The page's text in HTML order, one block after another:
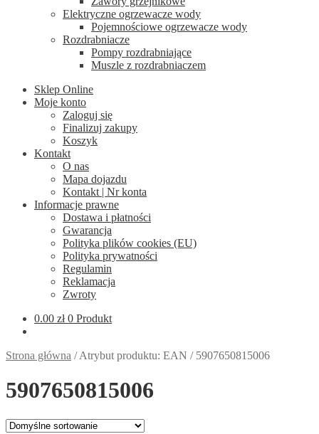
Elektryczne ogrzewacze wody
Pojemnościowe ogrzewacze wody
Rozdrabniacze
Pompy rozdrabniające
Muszle z rozdrabniaczem
Sklep Online
Moje konto
Zaloguj się
Finalizuj zakupy
Koszyk
Kontakt
O nas
Mapa dojazdu
Kontakt | Nr konta
Informacje prawne
Dostawa i płatności
Gwarancja
Polityka plików cookies (EU)
Polityka prywatności
Regulamin
Reklamacja
Zwroty
0.00 zł 0 Produkt
Strona główna /Atrybut produktu: EAN / 5907650815006
5907650815006